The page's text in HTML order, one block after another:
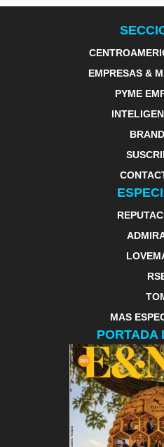
EMPRESAS &
PYME
MAS
PORTADA